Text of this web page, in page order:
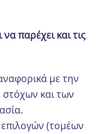
παρέχει και τις
με την
και των
(τομέων